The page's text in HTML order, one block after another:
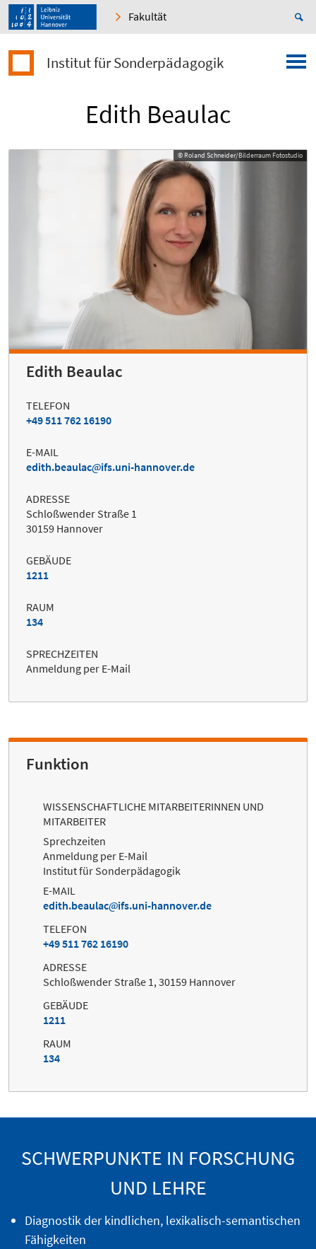
Fakultät
Institut für Sonderpädagogik
Edith Beaulac
© Roland Schneider/Bilderraum Fotostudio
Edith Beaulac
TELEFON
+49 511 762 16190
E-MAIL
edith.beaulac
ifs.uni-hannover.de
ADRESSE
Schloßwender Straße 1
30159 Hannover
GEBÄUDE
1211
RAUM
134
SPRECHZEITEN
Anmeldung per E-Mail
Funktion
WISSENSCHAFTLICHE MITARBEITERINNEN UND
MITARBEITER
Sprechzeiten
Anmeldung per E-Mail
Institut für Sonderpädagogik
E-MAIL
edith.beaulac
ifs.uni-hannover.de
TELEFON
+49 511 762 16190
ADRESSE
Schloßwender Straße 1, 30159 Hannover
GEBÄUDE
1211
RAUM
134
SCHWERPUNKTE IN FORSCHUNG
UND LEHRE
Diagnostik der kindlichen, lexikalisch-semantischen
Fähigkeiten